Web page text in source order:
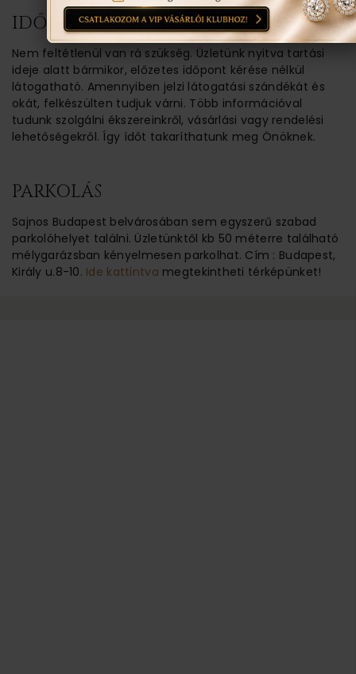
IDŐPONT EGYEZTETÉSE
Nem feltétlenül van rá szükség. Üzletünk nyitva tartási
ideje alatt bármikor, előzetes időpont kérése nélkül
látogatható. Amennyiben jelzi látogatási szándékát és
okát, felkészülten tudjuk várni. Több információval
tudunk szolgálni ékszereinkről, vásárlási vagy rendelési
lehetőségekről. Így ídőt takaríthatunk meg Önöknek.
PARKOLÁS
Sajnos Budapest belvárosában sem egyszerű szabad
parkolóhelyet találni. Üzletünktől kb 50 méterre található
mélygarázsban kényelmesen parkolhat. Cím : Budapest,
Király u.8-10. Ide kattintva megtekintheti térképünket!